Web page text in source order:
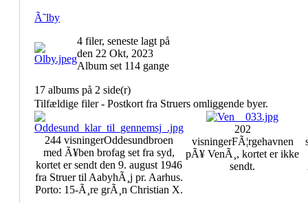
Ã˜lby
4 filer, seneste lagt på
den 22 Okt, 2023
Album set 114 gange
17 albums på 2 side(r)
Tilfældige filer - Postkort fra Struers omliggende byer.
244 visningerOddesundbroen
med Ã¥ben brofag set fra syd,
kortet er sendt den 9. august 1946
fra Struer til AabyhÃ¸j pr. Aarhus.
Porto: 15-Ã¸re grÃ¸n Christian X.
202
visningerFÃ¦rgehavnen
pÃ¥ VenÃ¸, kortet er ikke
sendt.